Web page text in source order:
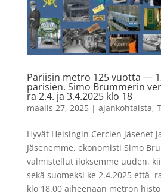
Pariisin metro 125 vuotta —
parisien. Simo Brummerin
ra 2.4. ja 3.4.2025 klo 18
maalis 27, 2025| ajankohtaista,
Hyvät Helsingin Cerclen jäsenet
Jäsenemme, ekonomisti Simo
valmistellut iloksemme uuden,
sekä suomeksi ke 2.4.2025 että
klo 18.00 aiheenaan metron